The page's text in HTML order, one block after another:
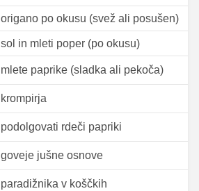
origano po okusu (svež ali posušen)
sol in mleti poper (po okusu)
mlete paprike (sladka ali pekoča)
krompirja
podolgovati rdeči papriki
goveje jušne osnove
paradižnika v koščkih